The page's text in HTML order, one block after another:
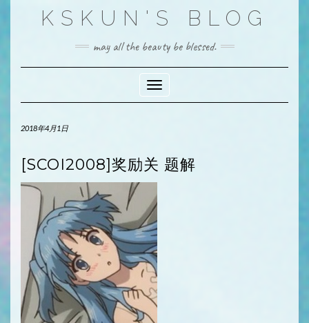
KSKUN'S BLOG
may all the beauty be blessed.
Toggle Navigation
2018年4月1日
[SCOI2008]奖励关 题解